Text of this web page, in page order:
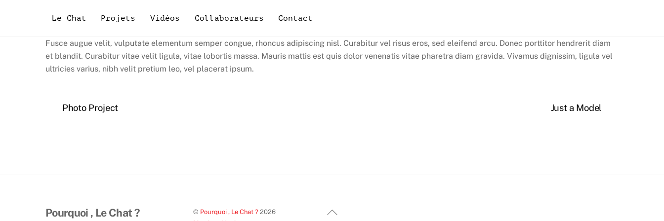
Le Chat Projets Vidéos Collaborateurs Contact
Fusce augue velit, vulputate elementum semper congue, rhoncus adipiscing nisl. Curabitur vel risus eros, sed eleifend arcu. Donec porttitor hendrerit diam
et blandit. Curabitur vitae velit ligula, vitae lobortis massa. Mauris mattis est quis dolor venenatis vitae pharetra diam gravida. Vivamus dignissim, ligula vel
ultricies varius, nibh velit pretium leo, vel placerat ipsum.
Photo Project Just a Model
Back
Pourquoi , Le Chat ? © Pourquoi , Le Chat ? 2026